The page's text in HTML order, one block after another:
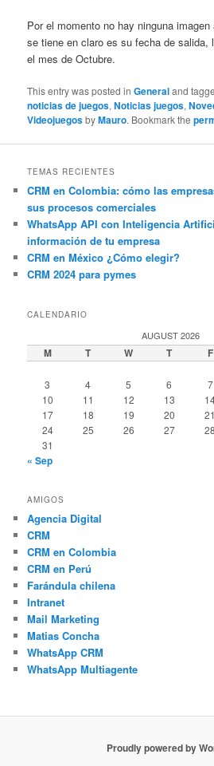
Por el momento no hay ninguna
se tiene en claro es su fecha de salida,
el mes de Octubre.
This entry was posted inGeneraland
noticias de juegos,Noticias juegos,
VideojuegosbyMauro. Bookmark the
TEMAS RECIENTES
CRM en Colombia: cómo las
sus procesos comerciales
WhatsApp API con Inteligencia
información de tu empresa
CRM en México ¿Cómo elegir?
CRM 2024 para pymes
CALENDARIO
AUGUST 2026
M T W T F
3
4 5 6 7
10
11 12 13
17
18 19 20 21
24
25 26 27 28
31
« Sep
AMIGOS
Agencia Digital
CRM
CRM en Colombia
CRM en Perú
Farándula chilena
Intranet
Mail Marketing
Matias Concha
WhatsApp CRM
WhatsApp Multiagente
Proudly powered by